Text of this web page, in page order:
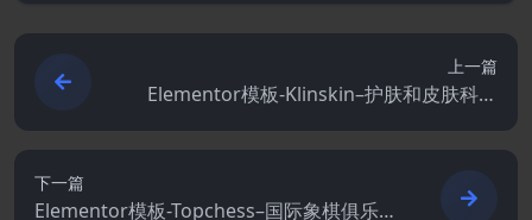
上一篇
Elementor模板-Klinskin–护肤和皮肤科诊
下一篇
Elementor模板-Topchess–国际象棋俱乐部